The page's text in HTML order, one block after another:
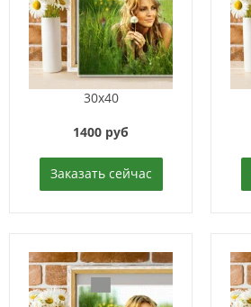
30x40
1400 руб
Заказать сейчас